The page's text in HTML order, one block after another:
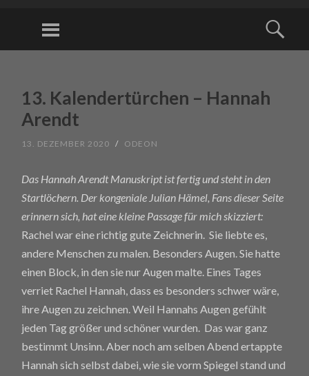
Menu
13. Kalendertürchen – Hannah
Arendt
13. DEZEMBER 2020 / ODEON
Das Hannah Arendt Manuskript ist fertig und steht in den
Startlöchern. Der kongeniale Julian Hämel, Fans dieser Seite
erinnern sich, hat eine kleine Passage für mich skizziert:
Rachel war eine richtig gute Zeichnerin. Sie liebte es,
andere Menschen zu malen. Besonders Augen. Sie hatte
einen Block, in den sie nur Augen malte. Eines Tages
verriet Rachel Hannah, dass es besonders schwer wäre,
ihre Augen zu zeichnen. Weil Hannahs Augen gefühlt
jeden Tag größer und schöner wurden. Das war ganz
bestimmt Unsinn. Aber noch am selben Abend ertappte
Hannah sich selbst dabei, wie sie vorm Spiegel stand und